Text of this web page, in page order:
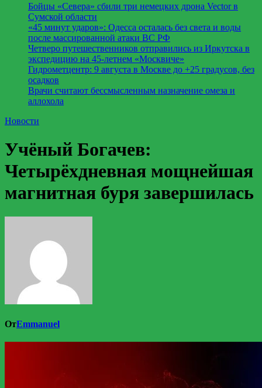
Бойцы «Севера» сбили три немецких дрона Vector в
Сумской области
«45 минут ударов»: Одесса осталась без света и воды
после массированной атаки ВС РФ
Четверо путешественников отправились из Иркутска в
экспедицию на 45-летнем «Москвиче»
Гидрометцентр: 9 августа в Москве до +25 градусов, без
осадков
Врачи считают бессмысленным назначение омеза и
аллохола
Новости
Учёный Богачев:
Четырёхдневная мощнейшая
магнитная буря завершилась
ОтEmmanuel